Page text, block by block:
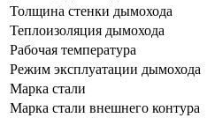
Толщина стенки дымохода
Теплоизоляция дымохода
Рабочая температура
Режим эксплуатации дымохода
Марка стали
Марка стали внешнего контура